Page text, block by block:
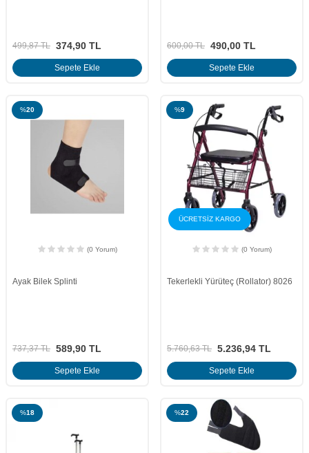
499,87TL 374,90 TL
Sepete Ekle
600,00TL 490,00 TL
Sepete Ekle
%20
(0 Yorum)
Ayak Bilek Splinti
737,37TL 589,90 TL
Sepete Ekle
%9
ÜCRETSİZ KARGO
(0 Yorum)
Tekerlekli Yürüteç (Rollator) 8026
5.760,63TL 5.236,94 TL
Sepete Ekle
%18 %22